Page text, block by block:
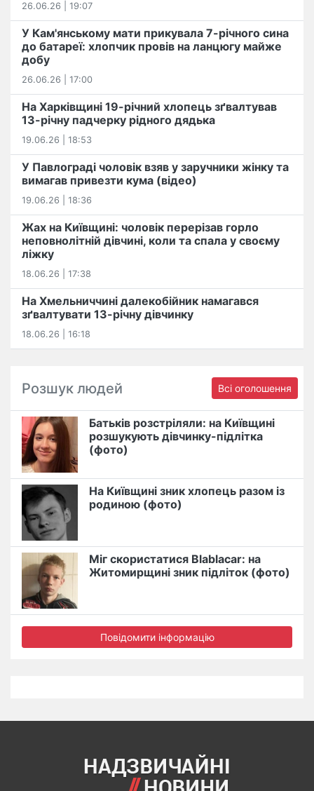
26.06.26 | 19:07
У Кам'янському мати прикувала 7-річного сина
до батареї: хлопчик провів на ланцюгу майже
добу
26.06.26 | 17:00
На Харківщині 19-річний хлопець​ ️зґвалтував
13-річну падчерку рідного дядька
19.06.26 | 18:53
У Павлограді чоловік взяв у заручники жінку та
вимагав привезти кума (відео)
19.06.26 | 18:36
Жах на Київщині: чоловік перерізав горло
неповнолітній дівчині, коли та спала у своєму
ліжку
18.06.26 | 17:38
На Хмельниччині далекобійник намагався
зґвалтувати 13-річну дівчинку
18.06.26 | 16:18
Розшук людей Всі оголошення
Батьків розстріляли: на Київщині
розшукують дівчинку-підлітка
(фото)
На Київщині зник хлопець разом із
родиною (фото)
Міг скористатися Blablacar: на
Житомирщині зник підліток (фото)
Повідомити інформацію